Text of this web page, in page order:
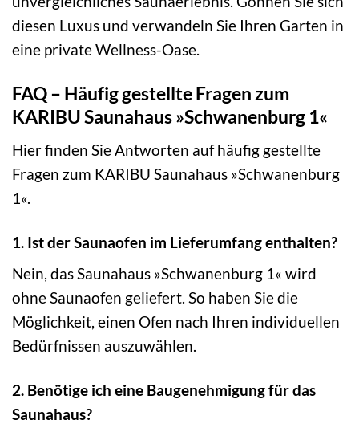
diesen Luxus und verwandeln Sie Ihren Garten in
eine private Wellness-Oase.
FAQ – Häufig gestellte Fragen zum
KARIBU Saunahaus »Schwanenburg 1«
Hier finden Sie Antworten auf häufig gestellte
Fragen zum KARIBU Saunahaus »Schwanenburg
1«.
1. Ist der Saunaofen im Lieferumfang enthalten?
Nein, das Saunahaus »Schwanenburg 1« wird
ohne Saunaofen geliefert. So haben Sie die
Möglichkeit, einen Ofen nach Ihren individuellen
Bedürfnissen auszuwählen.
2. Benötige ich eine Baugenehmigung für das
Saunahaus?